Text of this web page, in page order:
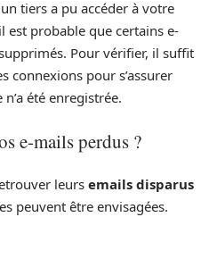
tiers a pu accéder à votre
est probable que certains e-
Pour vérifier, il suffit
connexions pour s’assurer
été enregistrée.
e-mails perdus ?
leursemails disparus
peuvent être envisagées.